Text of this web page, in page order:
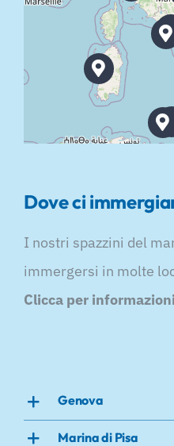
Dove ci
I nostri spazzini del
immergersi in molte
Clicca per
Genova
Marina di Pisa